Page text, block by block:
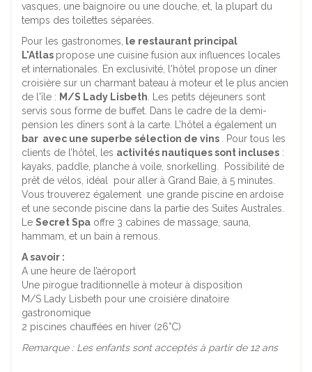
vasques, une baignoire ou une douche, et, la plupart du
temps des toilettes séparées.
Pour les gastronomes, le restaurant principal
L'Atlas propose une cuisine fusion aux influences locales
et internationales. En exclusivité, l'hôtel propose un dîner
croisière sur un charmant bateau à moteur et le plus ancien
de l'île : M/S Lady Lisbeth. Les petits déjeuners sont
servis sous forme de buffet. Dans le cadre de la demi-
pension les dîners sont à la carte. L’hôtel a également un
bar avec une superbe sélection de vins . Pour tous les
clients de l’hôtel, les activités nautiques sont incluses :
kayaks, paddle, planche à voile, snorkelling. Possibilité de
prêt de vélos, idéal pour aller à Grand Baie, à 5 minutes.
Vous trouverez également une grande piscine en ardoise
et une seconde piscine dans la partie des Suites Australes.
Le Secret Spa offre 3 cabines de massage, sauna,
hammam, et un bain à remous.
A savoir :
A une heure de l’aéroport
Une pirogue traditionnelle à moteur à disposition
M/S Lady Lisbeth pour une croisière dinatoire
gastronomique
2 piscines chauffées en hiver (26°C)
Remarque : Les enfants sont acceptés à partir de 12 ans